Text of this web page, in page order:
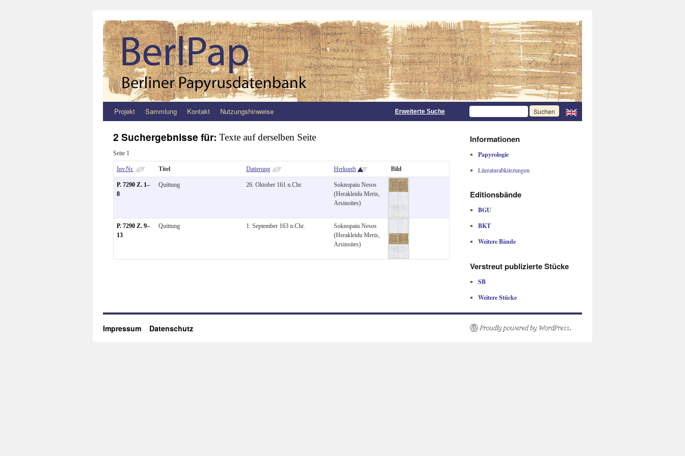
Zum
springen
Projekt Sammlung Kontakt Nutzungshinweise Erweiterte Suche
2 Suchergebnisse für: Texte auf derselben Seite
Seite 1
Inv.Nr. Titel Datierung Herkunft Bild
P. 7290 Z. 1–
8
Quittung 26. Oktober 161 n.Chr.
Soknopaiu Nesos
(Herakleidu Meris,
Arsinoites)
P. 7290 Z. 9–
13
Quittung 1. September 163 n.Chr.
Soknopaiu Nesos
(Herakleidu Meris,
Arsinoites)
Informationen
Papyrologie
Literaturabkürzungen
Editionsbände
BGU
BKT
Weitere Bände
Verstreut publizierte Stücke
SB
Weitere Stücke
Impressum Datenschutz